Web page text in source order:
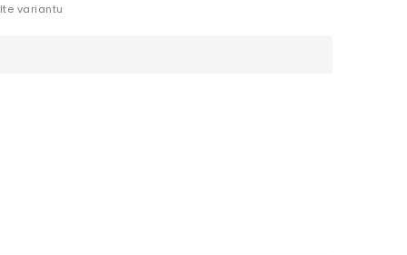
variantu